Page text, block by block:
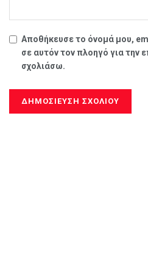
Αποθήκευσε το όνομά μου,
σε αυτόν τον πλοηγό για την
σχολιάσω.